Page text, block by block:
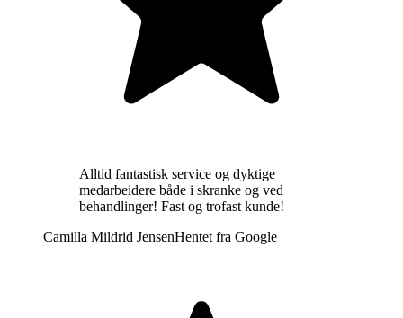
Alltid fantastisk service og dyktige
medarbeidere både i skranke og ved
behandlinger! Fast og trofast kunde!
Camilla Mildrid JensenHentet fra Google